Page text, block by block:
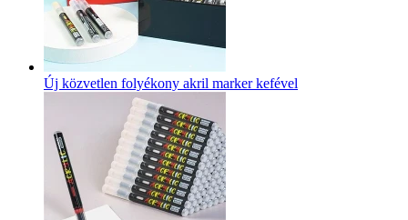
Új közvetlen folyékony akril marker kefével